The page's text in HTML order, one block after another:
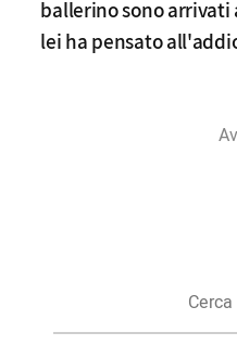
ballerino sono
lei ha pensato
Sito